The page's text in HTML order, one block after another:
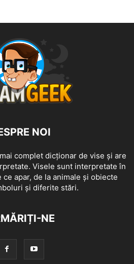
NOI
complet dicționar de vise și are
Visele sunt interpretate în
apar, de la animale și obiecte
și diferite stări.
NE